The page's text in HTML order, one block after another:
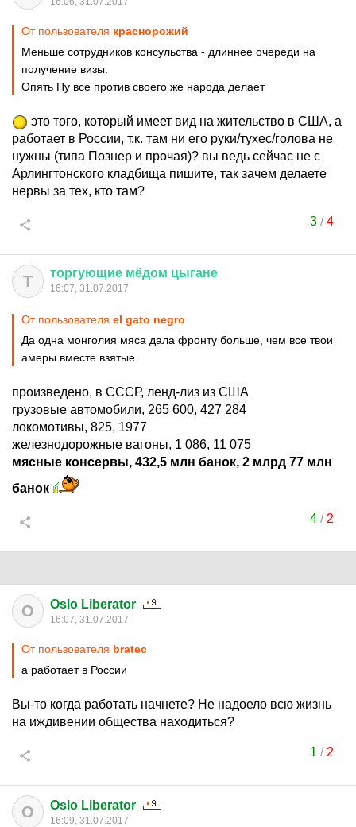
От пользователя краснорожий
Меньше сотрудников консульства - длиннее очереди на
получение визы.
Опять Пу все против своего же народа делает
это того, который имеет вид на жительство в США, а
работает в России, т.к. там ни его руки/тухес/голова не
нужны (типа Познер и прочая)? вы ведь сейчас не с
Арлингтонского кладбища пишите, так зачем делаете
нервы за тех, кто там?
3/4
Т торгующие мёдом цыгане
16:07, 31.07.2017
От пользователя el gato negro
Да одна монголия мяса дала фронту больше, чем все твои
амеры вместе взятые
произведено, в СССР, ленд-лиз из США
грузовые автомобили, 265 600, 427 284
локомотивы, 825, 1977
железнодорожные вагоны, 1 086, 11 075
мясные консервы, 432,5 млн банок, 2 млрд 77 млн
банок
4/ 2
O Oslo Liberator
16:07, 31.07.2017
От пользователя bratec
а работает в России
Вы-то когда работать начнете? Не надоело всю жизнь
на иждивении общества находиться?
1 / 2
O Oslo Liberator
16:09, 31.07.2017